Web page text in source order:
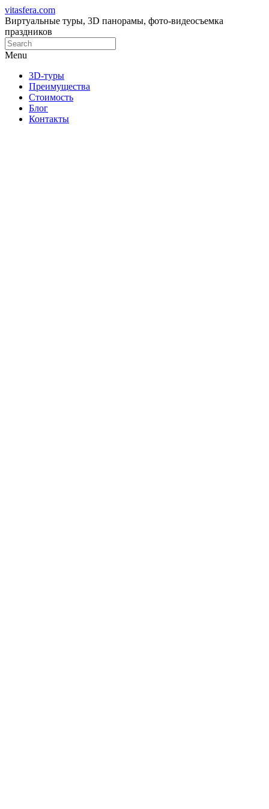
vitasfera.com
Виртуальные туры, 3D панорамы, фото-видеосъемка
праздников
Menu
3D-туры
Преимущества
Стоимость
Блог
Контакты